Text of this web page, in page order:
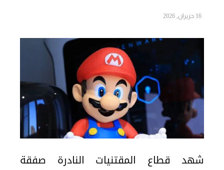
16 حزيران, 2026
شهد قطاع المقتنيات النادرة صفقة